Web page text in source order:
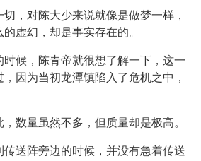
，对陈大少来说就像是做梦一样，
虚幻，却是事实存在的。
时候，陈青帝就很想了解一下，这一
因为当初龙潭镇陷入了危机之中，
数量虽然不多，但质量却是极高。
传送阵旁边的时候，并没有急着传送